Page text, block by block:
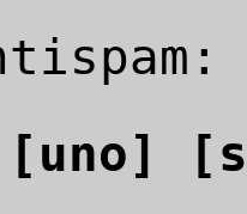
[uno]